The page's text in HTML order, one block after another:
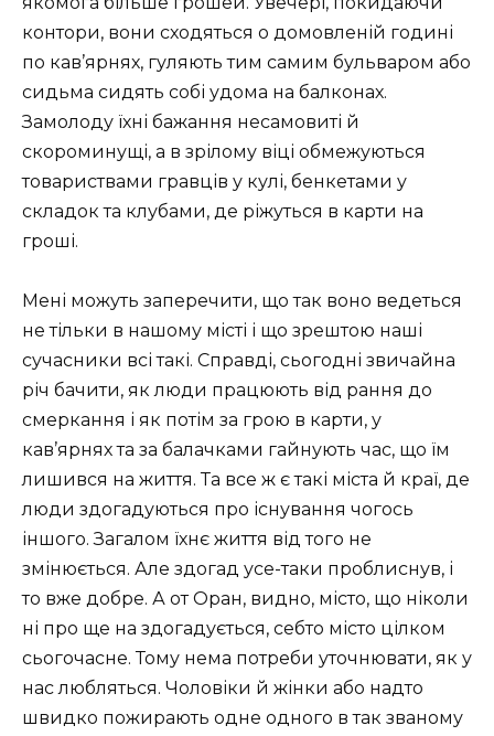
контори, вони сходяться о домовленій годині
по кав’ярнях, гуляють тим самим бульваром або
сидьма сидять собі удома на балконах.
Замолоду їхні бажання несамовиті й
скороминущі, а в зрілому віці обмежуються
товариствами гравців у кулі, бенкетами у
складок та клубами, де ріжуться в карти на
гроші.
Мені можуть заперечити, що так воно ведеться
не тільки в нашому місті і що зрештою наші
сучасники всі такі. Справді, сьогодні звичайна
річ бачити, як люди працюють від рання до
смеркання і як потім за грою в карти, у
кав’ярнях та за балачками гайнують час, що їм
лишився на життя. Та все ж є такі міста й краї, де
люди здогадуються про існування чогось
іншого. Загалом їхнє життя від того не
змінюється. Але здогад усе-таки проблиснув, і
то вже добре. А от Оран, видно, місто, що ніколи
ні про ще на здогадується, себто місто цілком
сьогочасне. Тому нема потреби уточнювати, як у
нас любляться. Чоловіки й жінки або надто
швидко пожирають одне одного в так званому